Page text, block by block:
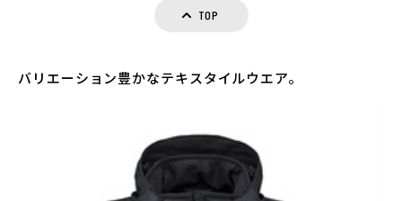
TOP
バリエーション豊かなテキスタイルウエア。